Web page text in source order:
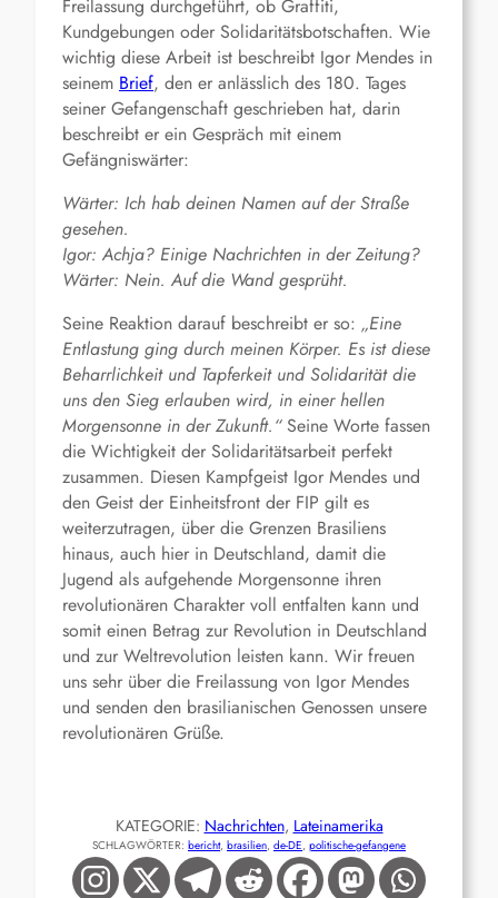
Freilassung durchgeführt, ob Graffiti,
Kundgebungen oder Solidaritätsbotschaften. Wie
wichtig diese Arbeit ist beschreibt Igor Mendes in
seinem Brief, den er anlässlich des 180. Tages
seiner Gefangenschaft geschrieben hat, darin
beschreibt er ein Gespräch mit einem
Gefängniswärter:
Wärter: Ich hab deinen Namen auf der Straße
gesehen.
Igor: Achja? Einige Nachrichten in der Zeitung?
Wärter: Nein. Auf die Wand gesprüht.
Seine Reaktion darauf beschreibt er so: „Eine
Entlastung ging durch meinen Körper. Es ist diese
Beharrlichkeit und Tapferkeit und Solidarität die
uns den Sieg erlauben wird, in einer hellen
Morgensonne in der Zukunft.“Seine Worte fassen
die Wichtigkeit der Solidaritätsarbeit perfekt
zusammen. Diesen Kampfgeist Igor Mendes und
den Geist der Einheitsfront der FIP gilt es
weiterzutragen, über die Grenzen Brasiliens
hinaus, auch hier in Deutschland, damit die
Jugend als aufgehende Morgensonne ihren
revolutionären Charakter voll entfalten kann und
somit einen Betrag zur Revolution in Deutschland
und zur Weltrevolution leisten kann. Wir freuen
uns sehr über die Freilassung von Igor Mendes
und senden den brasilianischen Genossen unsere
revolutionären Grüße.
KATEGORIE: Nachrichten, Lateinamerika
SCHLAGWÖRTER: bericht, brasilien, de-DE, politische-gefangene